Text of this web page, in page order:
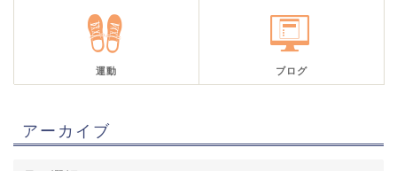
運動 ブログ
アーカイブ